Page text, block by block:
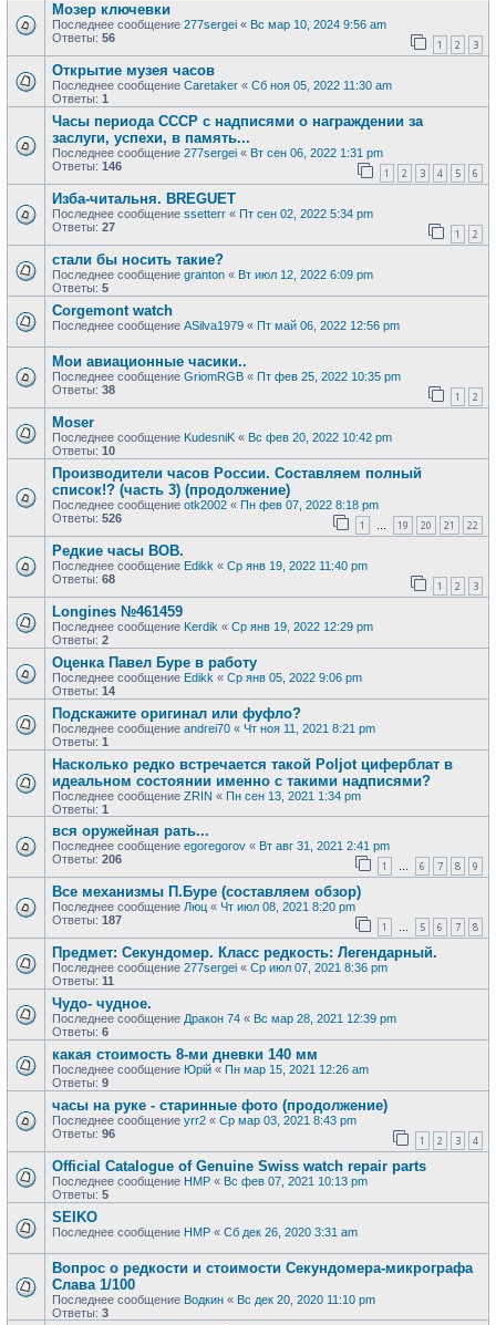
Мозер ключевки
Последнее сообщение 277sergei « Вс мар 10, 2024 9:56 am
Ответы: 56 1 2 3
Открытие музея часов
Последнее сообщение Caretaker « Сб ноя 05, 2022 11:30 am
Ответы: 1
Часы периода СССР с надписями о награждении за
заслуги, успехи, в память...
Последнее сообщение 277sergei « Вт сен 06, 2022 1:31 pm
Ответы: 146 1 2 3 4 5 6
Изба-читальня. BREGUET
Последнее сообщение ssetterr « Пт сен 02, 2022 5:34 pm
Ответы: 27 1 2
стали бы носить такие?
Последнее сообщение granton « Вт июл 12, 2022 6:09 pm
Ответы: 5
Corgemont watch
Последнее сообщение ASilva1979 « Пт май 06, 2022 12:56 pm
Мои авиационные часики..
Последнее сообщение GriomRGB « Пт фев 25, 2022 10:35 pm
Ответы: 38 1 2
Moser
Последнее сообщение KudesniK « Вс фев 20, 2022 10:42 pm
Ответы: 10
Производители часов России. Составляем полный
список!? (часть 3) (продолжение)
Последнее сообщение otk2002 « Пн фев 07, 2022 8:18 pm
Ответы: 526 1 … 19 20 21 22
Редкие часы ВОВ.
Последнее сообщение Edikk « Ср янв 19, 2022 11:40 pm
Ответы: 68 1 2 3
Longines №461459
Последнее сообщение Kerdik « Ср янв 19, 2022 12:29 pm
Ответы: 2
Оценка Павел Буре в работу
Последнее сообщение Edikk « Ср янв 05, 2022 9:06 pm
Ответы: 14
Подскажите оригинал или фуфло?
Последнее сообщение andrei70 « Чт ноя 11, 2021 8:21 pm
Ответы: 1
Насколько редко встречается такой Poljot циферблат в
идеальном состоянии именно с такими надписями?
Последнее сообщение ZRIN « Пн сен 13, 2021 1:34 pm
Ответы: 1
вся оружейная рать...
Последнее сообщение egoregorov « Вт авг 31, 2021 2:41 pm
Ответы: 206 1 … 6 7 8 9
Все механизмы П.Буре (составляем обзор)
Последнее сообщение Люц « Чт июл 08, 2021 8:20 pm
Ответы: 187 1 … 5 6 7 8
Предмет: Секундомер. Класс редкость: Легендарный.
Последнее сообщение 277sergei « Ср июл 07, 2021 8:36 pm
Ответы: 11
Чудо- чудное.
Последнее сообщение Дракон 74 « Вс мар 28, 2021 12:39 pm
Ответы: 6
какая стоимость 8-ми дневки 140 мм
Последнее сообщение Юрій « Пн мар 15, 2021 12:26 am
Ответы: 9
часы на руке - старинные фото (продолжение)
Последнее сообщение yrr2 « Ср мар 03, 2021 8:43 pm
Ответы: 96 1 2 3 4
Official Catalogue of Genuine Swiss watch repair parts
Последнее сообщение HMP « Вс фев 07, 2021 10:13 pm
Ответы: 5
SEIKO
Последнее сообщение HMP « Сб дек 26, 2020 3:31 am
Вопрос о редкости и стоимости Секундомера-микрографа
Слава 1/100
Последнее сообщение Водкин « Вс дек 20, 2020 11:10 pm
Ответы: 3